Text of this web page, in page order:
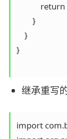
        }
    }
}
继承重写
import